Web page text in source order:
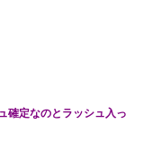
確定なのとラッシュ入っ